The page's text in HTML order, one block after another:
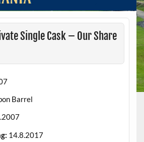
Single Cask – Our Share
Barrel
14.8.2017